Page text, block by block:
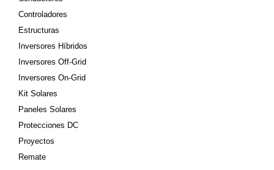
Controladores
Estructuras
Inversores Híbridos
Inversores Off-Grid
Inversores On-Grid
Kit Solares
Paneles Solares
Protecciones DC
Proyectos
Remate